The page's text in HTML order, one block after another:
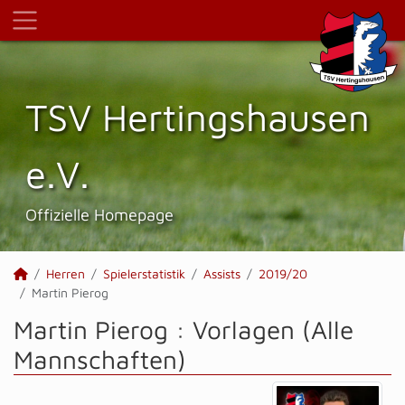
TSV Hertings­hausen
e.V.
Offizielle Homepage
Herren Spielerstatistik Assists
2019/20
Martin Pierog
Martin Pierog : Vorlagen (Alle
Mannschaften)